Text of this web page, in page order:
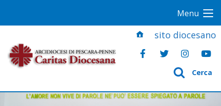
Menu
sito diocesano
Cerca